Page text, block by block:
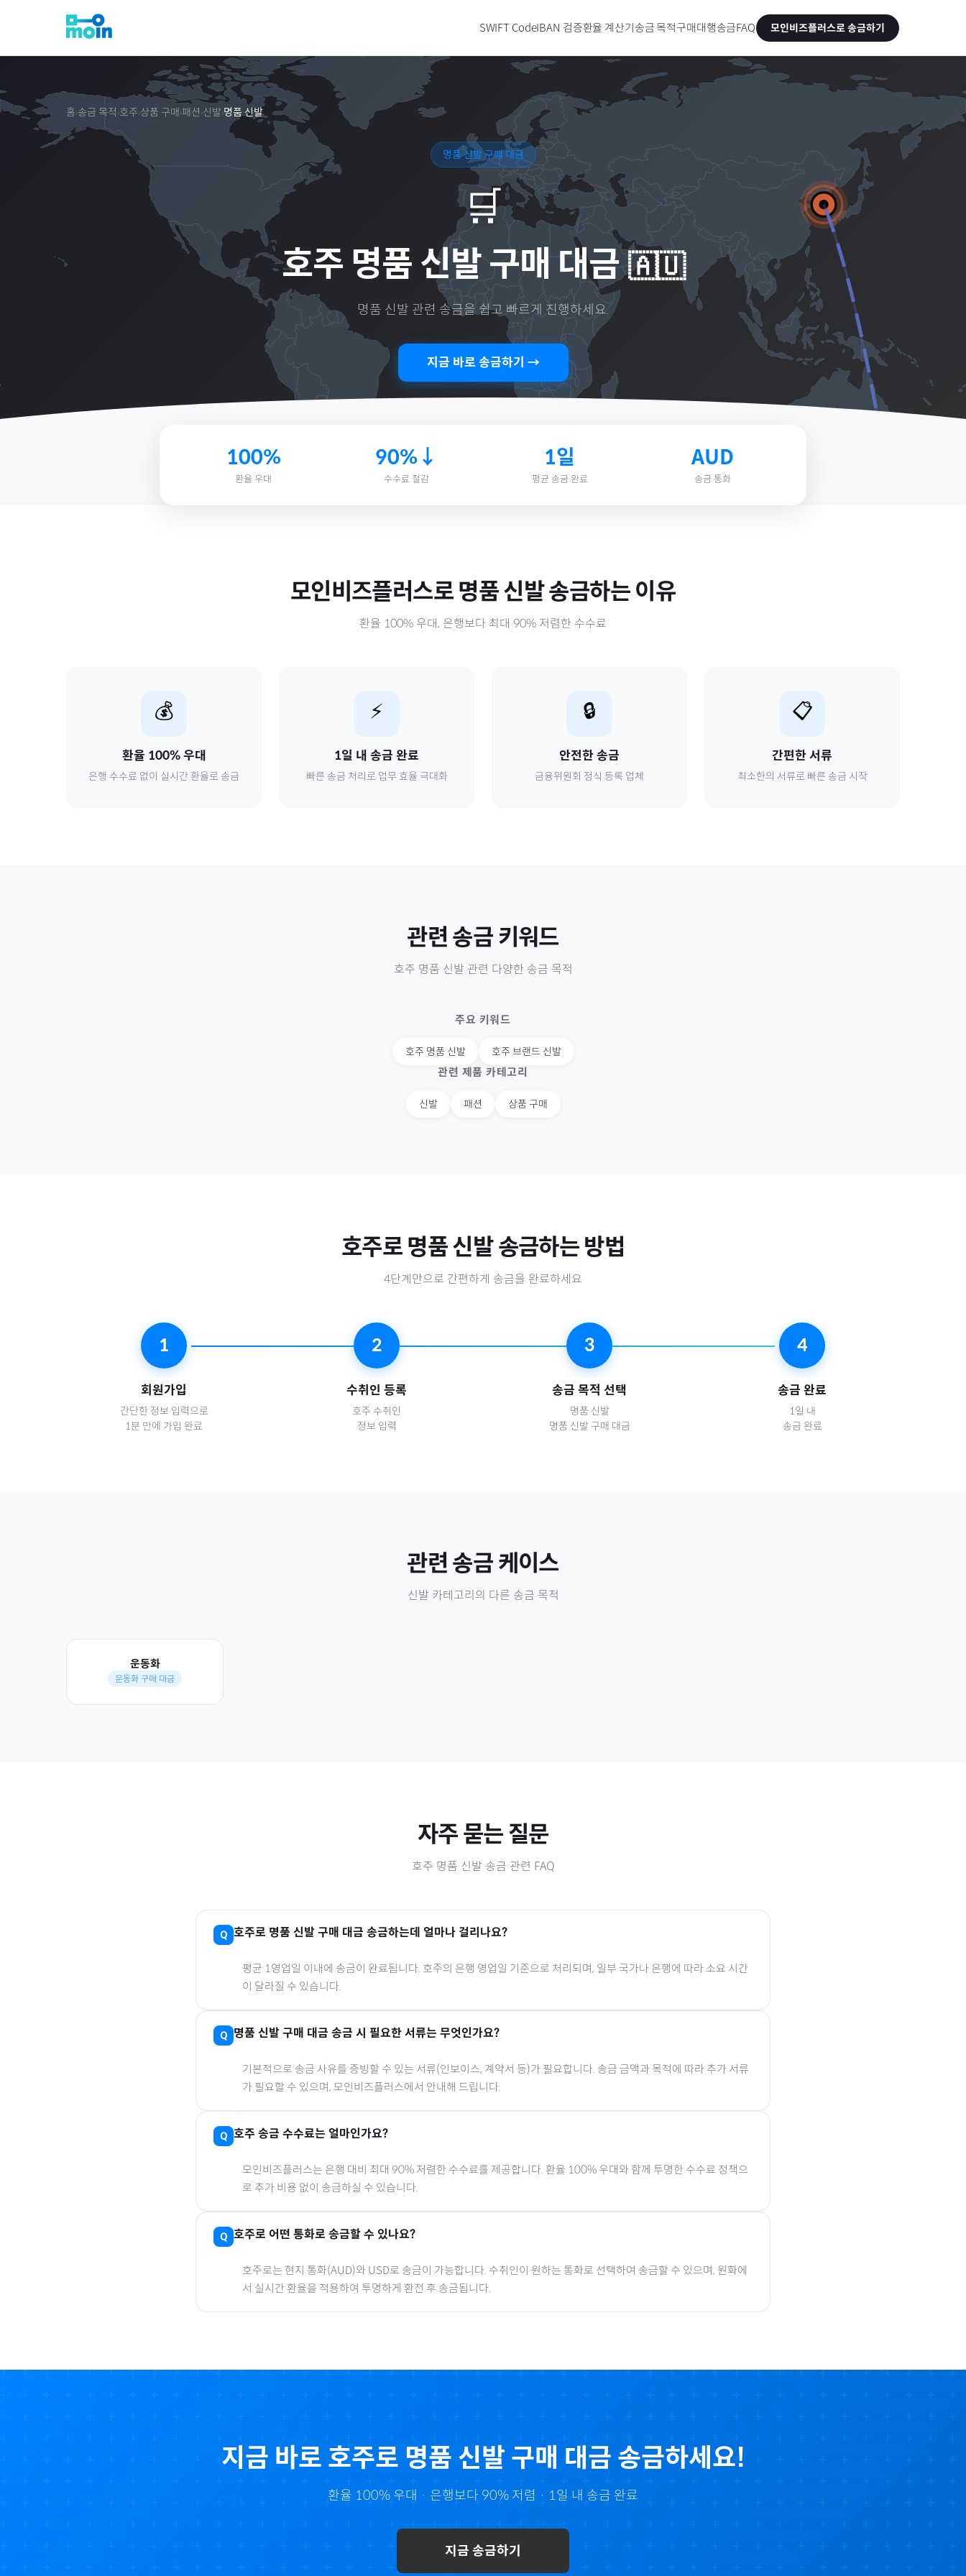
SWIFT CodeIBAN 검증환율 계산기송금 목적구매대행송금FAQ 모인비즈플러스로 송금하기
홈›송금 목적 ›호주›상품 구매 ›패션 ›신발›명품 신발
명품 신발 구매 대금
🛒
호주 명품 신발 구매 대금 🇦🇺
명품 신발 관련 송금을 쉽고 빠르게 진행하세요.
지금 바로 송금하기 →
100%
환율 우대
90%↓
수수료 절감
1일
평균 송금 완료
AUD
송금 통화
모인비즈플러스로 명품 신발송금하는 이유
환율 100% 우대, 은행보다 최대 90% 저렴한 수수료
💰
환율 100% 우대
은행 수수료 없이 실시간 환율로 송금
⚡
1일 내 송금 완료
빠른 송금 처리로 업무 효율 극대화
🔒
안전한 송금
금융위원회 정식 등록 업체
📋
간편한 서류
최소한의 서류로 빠른 송금 시작
관련 송금 키워드
호주 명품 신발 관련 다양한 송금 목적
주요 키워드
호주 명품 신발 호주 브랜드 신발
관련 제품 카테고리
신발 패션 상품 구매
호주로 명품 신발송금하는 방법
4단계만으로 간편하게 송금을 완료하세요
1
회원가입
간단한 정보 입력으로
1분 만에 가입 완료
2
수취인 등록
호주 수취인
정보 입력
3
송금 목적 선택
명품 신발
명품 신발 구매 대금
4
송금 완료
1일 내
송금 완료
관련 송금 케이스
신발 카테고리의 다른 송금 목적
운동화
운동화 구매 대금
자주 묻는 질문
호주 명품 신발 송금 관련 FAQ
호주로 명품 신발구매 대금 송금하는데 얼마나 걸리나요?
평균 1영업일 이내에 송금이 완료됩니다. 호주의 은행 영업일 기준으로 처리되며, 일부 국가나 은행에 따라 소요 시간
이 달라질 수 있습니다.
명품 신발구매 대금 송금 시 필요한 서류는 무엇인가요?
기본적으로 송금 사유를 증빙할 수 있는 서류(인보이스, 계약서 등)가 필요합니다. 송금 금액과 목적에 따라 추가 서류
가 필요할 수 있으며, 모인비즈플러스에서 안내해 드립니다.
호주 송금 수수료는 얼마인가요?
모인비즈플러스는 은행 대비 최대 90% 저렴한 수수료를 제공합니다. 환율 100% 우대와 함께 투명한 수수료 정책으
로 추가 비용 없이 송금하실 수 있습니다.
호주로 어떤 통화로 송금할 수 있나요?
호주로는 현지 통화(AUD)와 USD로 송금이 가능합니다. 수취인이 원하는 통화로 선택하여 송금할 수 있으며, 원화에
서 실시간 환율을 적용하여 투명하게 환전 후 송금됩니다.
지금 바로 호주로 명품 신발 구매 대금 송금하세요!
환율 100% 우대 · 은행보다 90% 저렴 · 1일 내 송금 완료
지금 송금하기